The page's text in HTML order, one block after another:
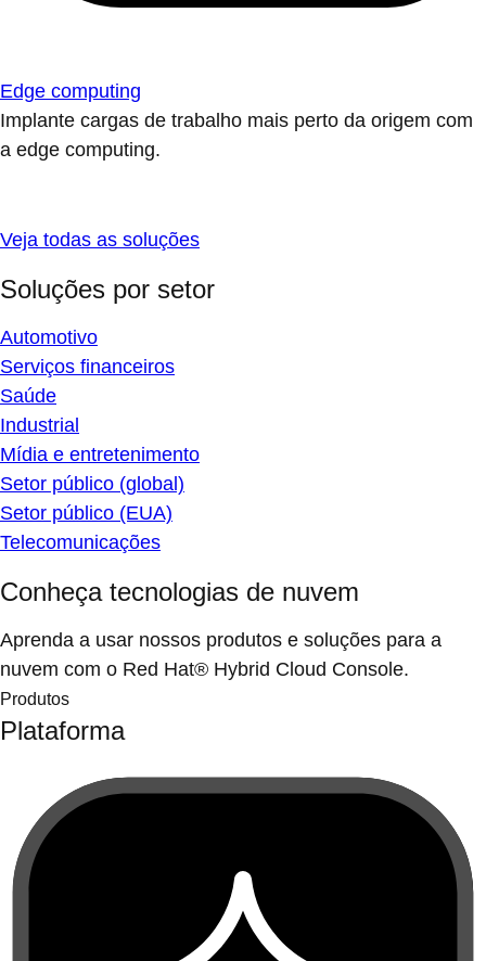
Edge computing
Implante cargas de trabalho mais perto da origem com
a edge computing.
Veja todas as soluções
Soluções por setor
Automotivo
Serviços financeiros
Saúde
Industrial
Mídia e entretenimento
Setor público (global)
Setor público (EUA)
Telecomunicações
Conheça tecnologias de nuvem
Aprenda a usar nossos produtos e soluções para a
nuvem com o Red Hat® Hybrid Cloud Console.
Produtos
Plataforma